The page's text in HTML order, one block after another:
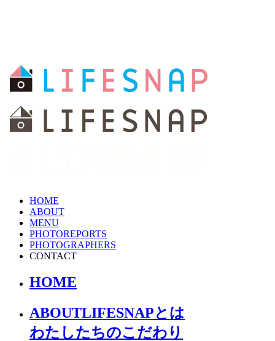
HOME
ABOUT
MENU
PHOTOREPORTS
PHOTOGRAPHERS
CONTACT
HOME
ABOUTLIFESNAPとは
わたしたちのこだわり